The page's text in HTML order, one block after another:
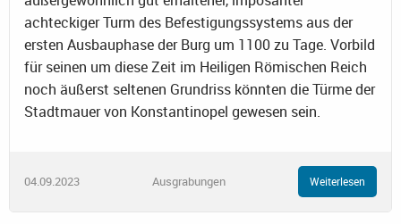
achteckiger Turm des Befestigungssystems aus der
ersten Ausbauphase der Burg um 1100 zu Tage. Vorbild
für seinen um diese Zeit im Heiligen Römischen Reich
noch äußerst seltenen Grundriss könnten die Türme der
Stadtmauer von Konstantinopel gewesen sein.
04.09.2023 Ausgrabungen Weiterlesen